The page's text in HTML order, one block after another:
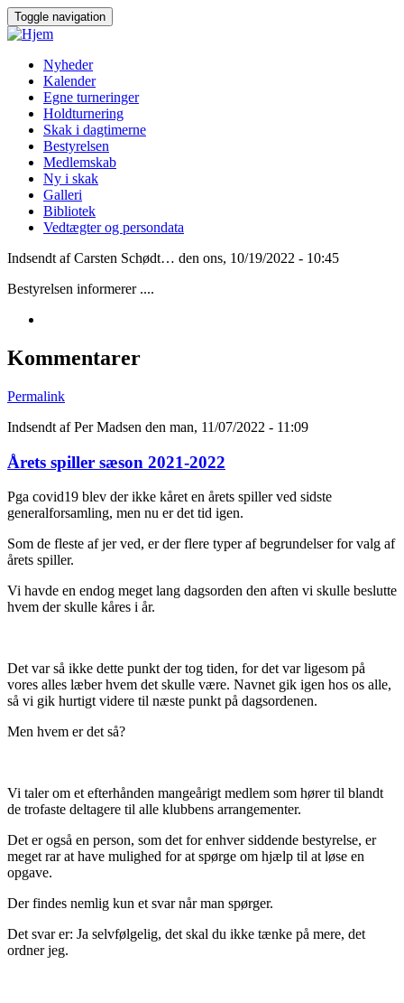
Gå
til
Toggle navigation
Main
navigation
Nyheder
Kalender
Egne turneringer
Holdturnering
Skak i dagtimerne
Bestyrelsen
Medlemskab
Ny i skak
Galleri
Bibliotek
Vedtægter og persondata
Indsendt afCarsten Schødt… den ons, 10/19/2022 - 10:45
Bestyrelsen informerer ....
Kommentarer
Permalink
Indsendt afPer Madsen den man, 11/07/2022 - 11:09
Årets spiller sæson 2021-2022
Pga covid19 blev der ikke kåret en årets spiller ved sidste
generalforsamling, men nu er det tid igen.
Som de fleste af jer ved, er der flere typer af begrundelser for valg af
årets spiller.
Vi havde en endog meget lang dagsorden den aften vi skulle beslutte
hvem der skulle kåres i år.
Det var så ikke dette punkt der tog tiden, for det var ligesom på
vores alles læber hvem det skulle være. Navnet gik igen hos os alle,
så vi gik hurtigt videre til næste punkt på dagsordenen.
Men hvem er det så?
Vi taler om et efterhånden mangeårigt medlem som hører til blandt
de trofaste deltagere til alle klubbens arrangementer.
Det er også en person, som det for enhver siddende bestyrelse, er
meget rar at have mulighed for at spørge om hjælp til at løse en
opgave.
Der findes nemlig kun et svar når man spørger.
Det svar er: Ja selvfølgelig, det skal du ikke tænke på mere, det
ordner jeg.